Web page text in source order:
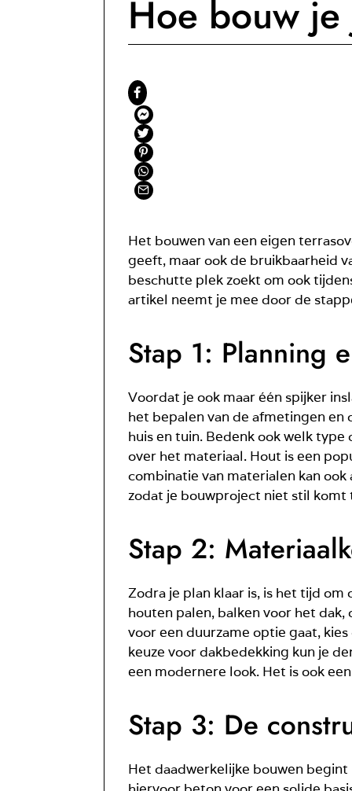
Hoe bouw
Het bouwen van een eigen
geeft, maar ook de bruikbaarheid
beschutte plek zoekt om ook
artikel neemt je mee door de
Stap 1: Planning
Voordat je ook maar één spijker
het bepalen van de afmetingen
huis en tuin. Bedenk ook welk
over het materiaal. Hout is een
combinatie van materialen kan
zodat je bouwproject niet stil komt
Stap 2:
Zodra je plan klaar is, is het tijd
houten palen, balken voor het
voor een duurzame optie gaat,
keuze voor dakbedekking kun je
een modernere look. Het is ook
Stap 3: De
Het daadwerkelijke bouwen